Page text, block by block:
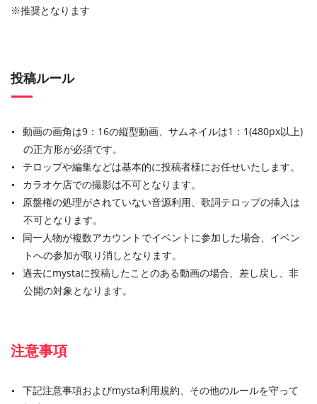
※推奨となります
投稿ルール
動画の画角は9：16の縦型動画、サムネイルは1：1(480px以上)
の正方形が必須です。
テロップや編集などは基本的に投稿者様にお任せいたします。
カラオケ店での撮影は不可となります。
原盤権の処理がされていない音源利用、歌詞テロップの挿入は
不可となります。
同一人物が複数アカウントでイベントに参加した場合、イベン
トへの参加が取り消しとなります。
過去にmystaに投稿したことのある動画の場合、差し戻し、非
公開の対象となります。
注意事項
下記注意事項およびmysta利用規約、その他のルールを守って